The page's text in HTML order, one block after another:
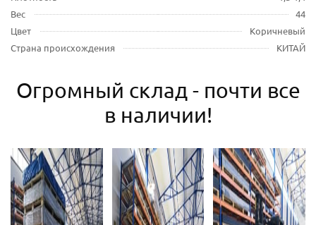
Вес
44
Цвет
Коричневый
Страна происхождения
КИТАЙ
Огромный склад - почти все
в наличии!